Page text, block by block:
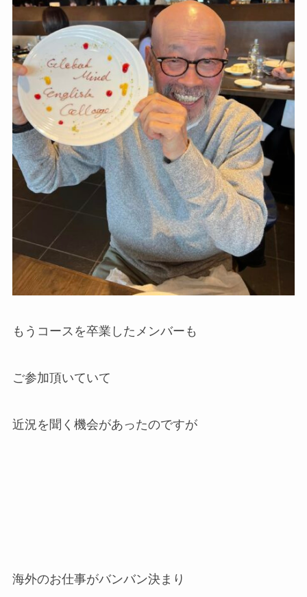
もうコースを卒業したメンバーも
ご参加頂いていて
近況を聞く機会があったのですが
海外のお仕事がバンバン決まり